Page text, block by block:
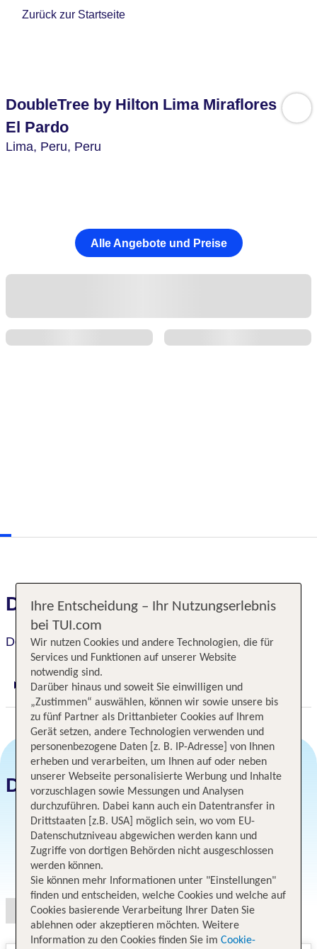
Zurück zur Startseite
DoubleTree by Hilton Lima Miraflores
El Pardo
Lima, Peru, Peru
Alle Angebote und Preise
Das erwartet Sie
Doubletree By Hilton Lima Miraflores El Pardo
Digitaler und telefonischer 24/7 TUI Service
Datum und Preise
Angebotsauswahl
Ihre Entscheidung – Ihr Nutzungserlebnis
bei TUI.com
Wir nutzen Cookies und andere Technologien, die für
Services und Funktionen auf unserer Website
notwendig sind.
Darüber hinaus und soweit Sie einwilligen und
„Zustimmen“ auswählen, können wir sowie unsere bis
zu fünf Partner als Drittanbieter Cookies auf Ihrem
Gerät setzen, andere Technologien verwenden und
personenbezogene Daten [z. B. IP-Adresse] von Ihnen
erheben und verarbeiten, um Ihnen auf oder neben
unserer Webseite personalisierte Werbung und Inhalte
vorzuschlagen sowie Messungen und Analysen
durchzuführen. Dabei kann auch ein Datentransfer in
Drittstaaten [z.B. USA] möglich sein, wo vom EU-
Datenschutzniveau abgewichen werden kann und
Zugriffe von dortigen Behörden nicht ausgeschlossen
werden können.
Sie können mehr Informationen unter "Einstellungen"
finden und entscheiden, welche Cookies und welche auf
Cookies basierende Verarbeitung Ihrer Daten Sie
ablehnen oder akzeptieren möchten. Weitere
Information zu den Cookies finden Sie im Cookie-